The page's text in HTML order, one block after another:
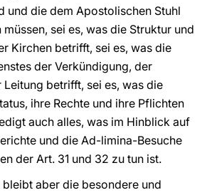
und die dem Apostolischen Stuhl
sei es, was die Struktur und
Kirchen betrifft, sei es, was die
der Verkündigung, der
betrifft, sei es, was die
ihre Rechte und ihre Pflichten
auch alles, was im Hinblick auf
und die Ad-limina-Besuche
der Art. 31 und 32 zu tun ist.
aber die besondere und